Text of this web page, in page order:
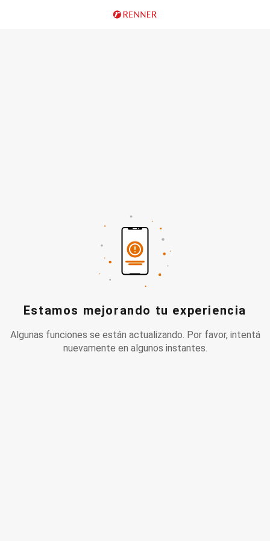
Estamos mejorando tu experiencia
Algunas funciones se están actualizando. Por favor, intentá
nuevamente en algunos instantes.